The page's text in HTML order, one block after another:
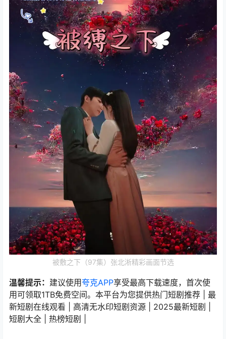
被敷之下（97集）张北淅精彩画面节选
温馨提示： 建议使用夸克APP享受最高下载速度，首次使
用可领取1TB免费空间。本平台为您提供热门短剧推荐 | 最
新短剧在线观看 | 高清无水印短剧资源 | 2025最新短剧 |
短剧大全 | 热榜短剧 |